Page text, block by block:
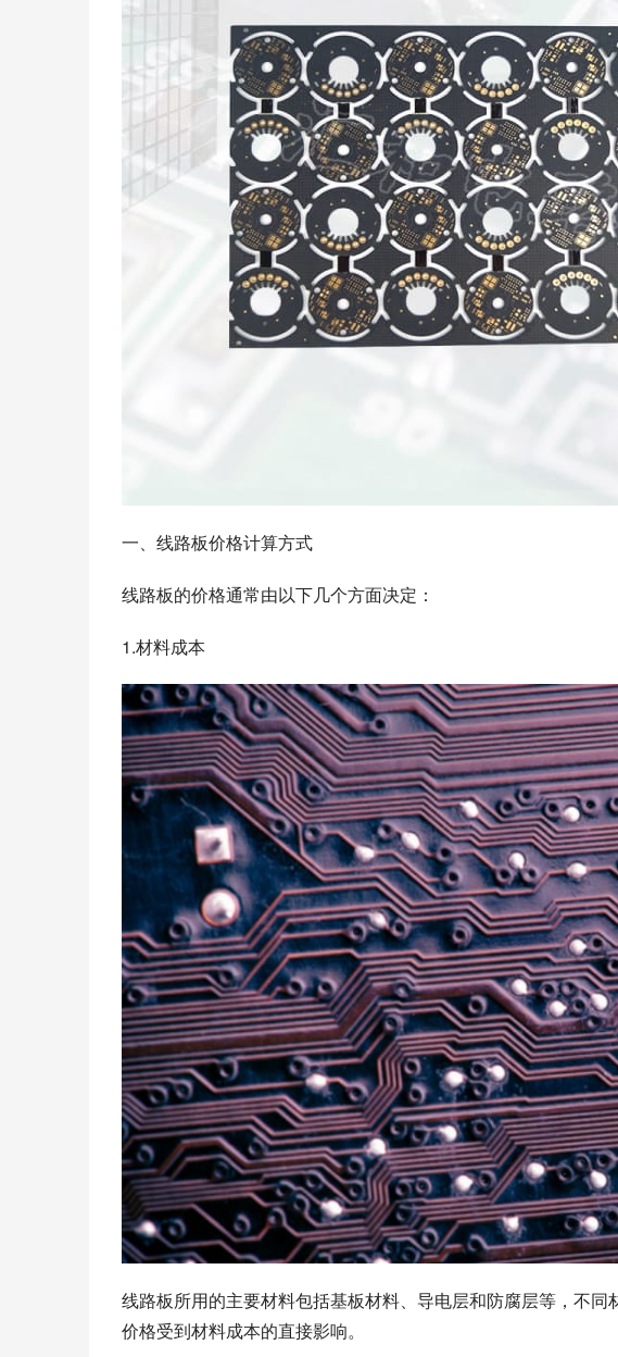
一、线路板价格计算方式
线路板的价格通常由以下几个方面决定：
1.材料成本
线路板所用的主要材料包括基板材料、导电层和防腐层等，不
价格受到材料成本的直接影响。